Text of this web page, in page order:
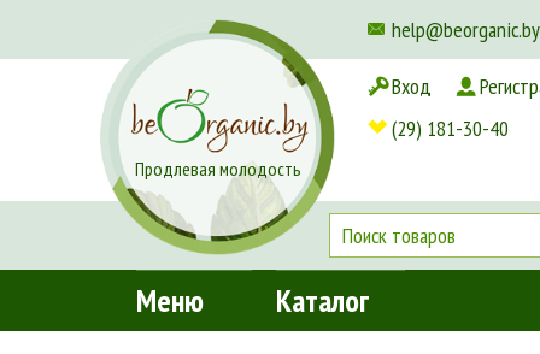
help@beorganic.by
Доставка и оплата
Продлевая молодость
Вход
(29) 181-30-40
Меню Каталог